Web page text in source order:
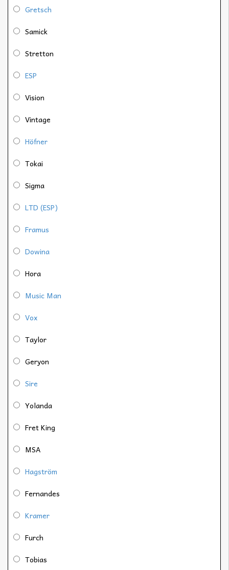
Gretsch
Samick
Stretton
ESP
Vision
Vintage
Höfner
Tokai
Sigma
LTD (ESP)
Framus
Dowina
Hora
Music Man
Vox
Taylor
Geryon
Sire
Yolanda
Fret King
MSA
Hagström
Fernandes
Kramer
Furch
Tobias